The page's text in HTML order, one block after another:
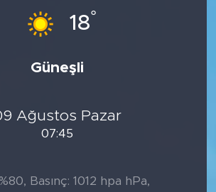
18°
Güneşli
Ağustos Pazar
07:45
Basınç: 1012 hpa hPa,